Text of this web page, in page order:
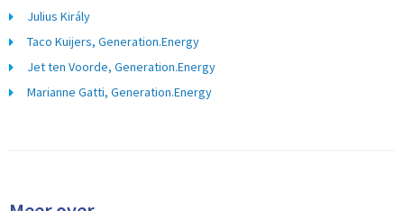
Julius Király
Taco Kuijers, Generation.Energy
Jet ten Voorde, Generation.Energy
Marianne Gatti, Generation.Energy